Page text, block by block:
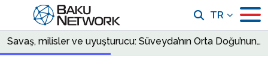
TR
Savaş, milisler ve uyuşturucu: Süveyda’nın Orta Doğu’nun yeni karanlık merkezine dönüşümü